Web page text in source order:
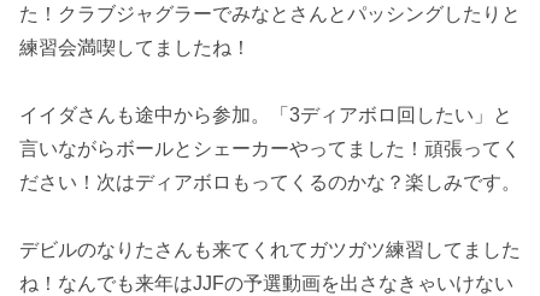
た！クラブジャグラーでみなとさんとパッシングしたりと
練習会満喫してましたね！
イイダさんも途中から参加。「3ディアボロ回したい」と
言いながらボールとシェーカーやってました！頑張ってく
ださい！次はディアボロもってくるのかな？楽しみです。
デビルのなりたさんも来てくれてガツガツ練習してました
ね！なんでも来年はJJFの予選動画を出さなきゃいけない